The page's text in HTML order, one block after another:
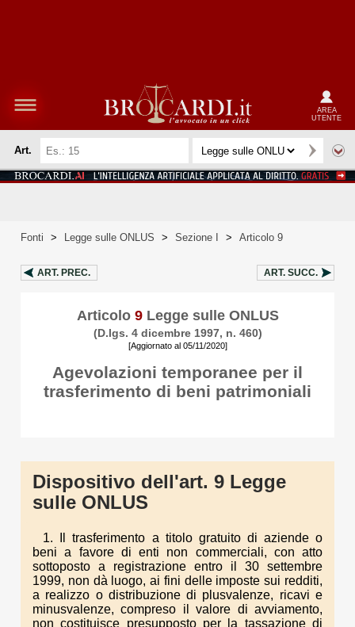
AREA
UTENTE
Art.
Fonti > Legge sulle ONLUS > Sezione I > Articolo 9
ART. PREC. ART. SUCC.
Articolo 9Legge sulle ONLUS
(D.lgs. 4 dicembre 1997, n. 460)
[Aggiornato al 05/11/2020]
Agevolazioni temporanee per il
trasferimento di beni patrimoniali
Dispositivo dell'art. 9 Legge
sulle ONLUS
1. Il trasferimento a titolo gratuito di aziende o
beni a favore di enti non commerciali, con atto
sottoposto a registrazione entro il 30 settembre
1999, non dà luogo, ai fini delle imposte sui redditi,
a realizzo o distribuzione di plusvalenze, ricavi e
minusvalenze, compreso il valore di avviamento,
non costituisce presupposto per la tassazione di